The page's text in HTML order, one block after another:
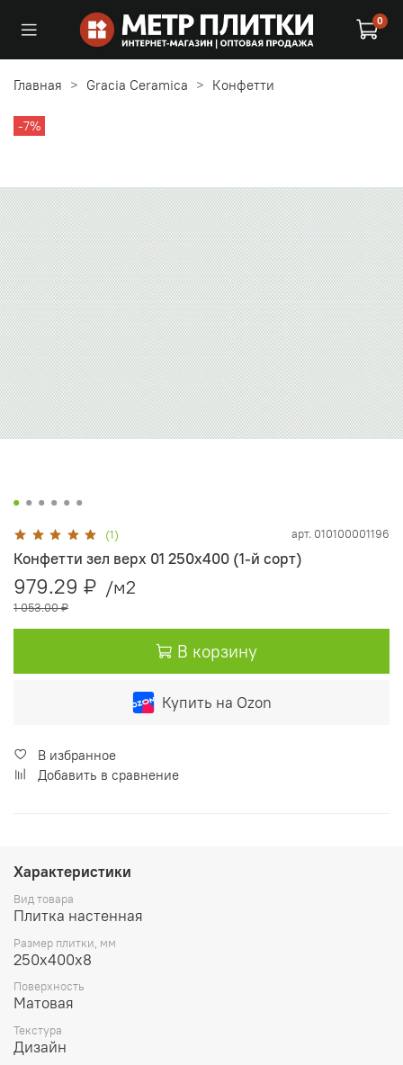
0
Главная Gracia Ceramica Конфетти
-7%
(1) арт. 010100001196
Конфетти зел верх 01 250х400 (1-й сорт)
979.29 ₽ /м2
1 053.00 ₽
В корзину
Купить на Ozon
В избранное
Добавить в сравнение
Характеристики
Вид товара
Плитка настенная
Размер плитки, мм
250х400х8
Поверхность
Матовая
Текстура
Дизайн